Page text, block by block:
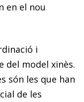
en el nou
i
del model xinès.
són les que han
de les